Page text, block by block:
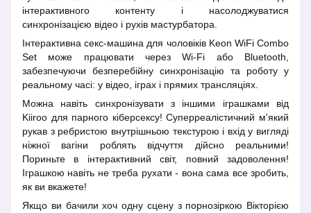
інтерактивного контенту і насолоджуватися
синхронізацією відео і рухів мастурбатора.
Інтерактивна секс-машина для чоловіків Keon WiFi Combo
Set може працювати через Wi-Fi або Bluetooth,
забезпечуючи безперебійну синхронізацію та роботу у
реальному часі: у відео, іграх і прямих трансляціях.
Можна навіть синхронізувати з іншими іграшками від
Kiiroo для парного кіберсексу! Суперреалістичний м'який
рукав з ребристою внутрішньою текстурою і вхід у вигляді
ніжної вагіни роблять відчуття дійсно реальними!
Пориньте в інтерактивний світ, повний задоволення!
Іграшкою навіть не треба рухати - вона сама все зробить,
як ви вкажете!
Якщо ви бачили хоч одну сцену з порнозіркою Вікторією